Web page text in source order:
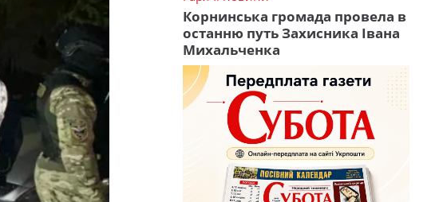
Корнинська громада провела в
останню путь Захисника Івана
Михальченка